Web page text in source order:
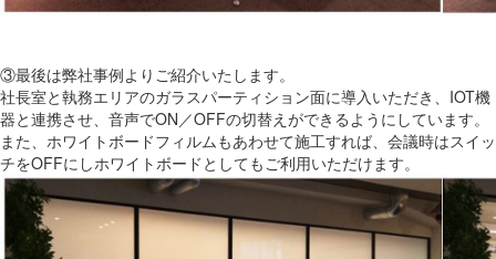
③最後は弊社事例よりご紹介いたします。
社長室と執務エリアのガラスパーティション面に導入いただき、IOT機
器と連携させ、音声でON／OFFの切替えができるようにしています。
また、ホワイトボードフィルムもあわせて施工すれば、会議時はスイッ
チをOFFにしホワイトボードとしてもご利用いただけます。